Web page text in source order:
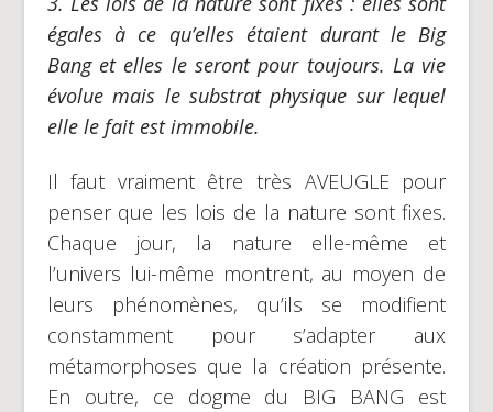
égales à ce qu’elles étaient durant le Big
Bang et elles le seront pour toujours. La vie
évolue mais le substrat physique sur lequel
elle le fait est immobile.
Il faut vraiment être très AVEUGLE pour
penser que les lois de la nature sont fixes.
Chaque jour, la nature elle-même et
l’univers lui-même montrent, au moyen de
leurs phénomènes, qu’ils se modifient
constamment pour s’adapter aux
métamorphoses que la création présente.
En outre, ce dogme du BIG BANG est